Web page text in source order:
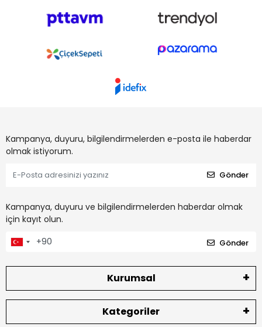
Kampanya, duyuru, bilgilendirmelerden e-posta ile haberdar
olmak istiyorum.
Gönder
Kampanya, duyuru ve bilgilendirmelerden haberdar olmak
için kayıt olun.
Gönder
Kurumsal
Kategoriler